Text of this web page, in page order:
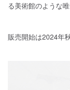
る美術館のような
販売開始は2024年